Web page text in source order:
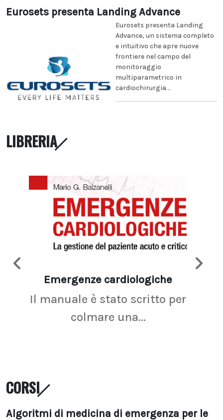
Eurosets presenta Landing Advance
Eurosets presenta Landing
Advance, un sistema completo
e intuitivo che apre nuove
frontiere nel campo del
monitoraggio
multiparametrico in
cardiochirurgia...
LIBRERIA
Emergenze cardiologiche
Il manuale è stato scritto per
colmare una...
CORSI
Algoritmi di medicina di emergenza per le